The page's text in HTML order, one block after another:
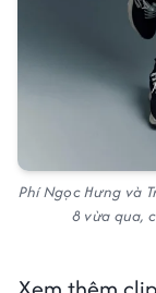
Phí Ngọc Hưng và
8 vừa qua,